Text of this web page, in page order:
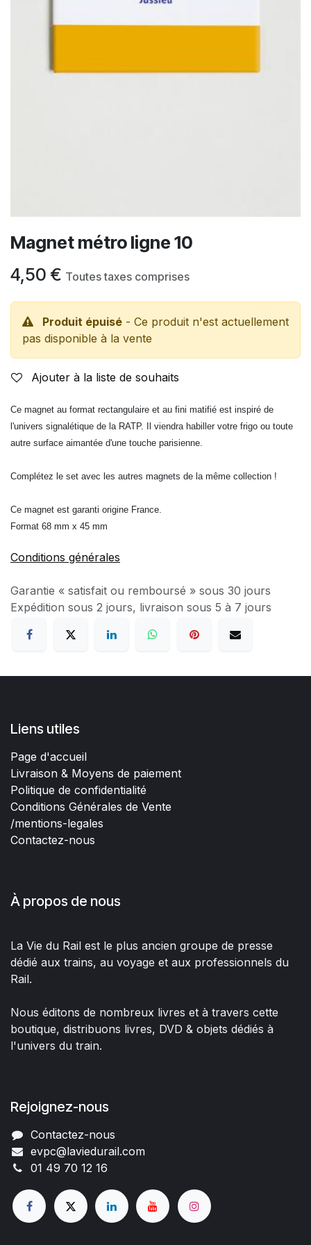
Magnet métro ligne 10
4,50 € Toutes taxes comprises
Produit épuisé - Ce produit n'est actuellement
pas disponible à la vente
Ajouter à la liste de souhaits
Ce magnet au format rectangulaire et au fini matifié est inspiré de
l'univers signalétique de la RATP. Il viendra habiller votre frigo ou toute
autre surface aimantée d'une touche parisienne.
Complétez le set avec les autres magnets de la même collection !
Ce magnet est garanti origine France.
Format 68 mm x 45 mm
Conditions générales
Garantie « satisfait ou remboursé » sous 30 jours
Expédition sous 2 jours, livraison sous 5 à 7 jours
Liens utiles
Page d'accueil
Livraison & Moyens de paiement
Politique de confidentialité
Conditions Générales de Vente
/mentions-legales
Contactez-nous
À propos de nous
La Vie du Rail est le plus ancien groupe de presse
dédié aux trains, au voyage et aux professionnels du
Rail.
Nous éditons de nombreux livres et à travers cette
boutique, distribuons livres, DVD & objets dédiés à
l'univers du train.
Rejoignez-nous
Contactez-nous
evpc@laviedurail.com
01 49 70 12 16